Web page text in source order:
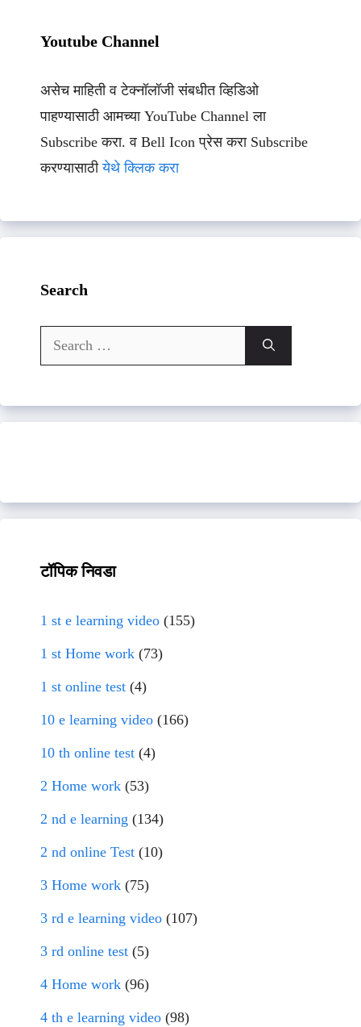
Youtube Channel
असेच माहिती व टेक्नॉलॉजी संबधीत व्हिडिओ
पाहण्यासाठी आमच्या YouTube Channel ला
Subscribe करा. व Bell Icon प्रेस करा Subscribe
करण्यासाठीयेथे क्लिक करा
Search
Search
for:
टॉपिक निवडा
1 st e learning video (155)
1 st Home work (73)
1 st online test (4)
10 e learning video (166)
10 th online test (4)
2 Home work (53)
2 nd e learning (134)
2 nd online Test (10)
3 Home work (75)
3 rd e learning video (107)
3 rd online test (5)
4 Home work (96)
4 th e learning video (98)